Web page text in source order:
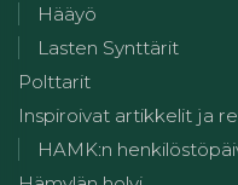
Hääyö
Lasten Synttärit
Polttarit
Inspiroivat artikkelit ja
HAMK:n